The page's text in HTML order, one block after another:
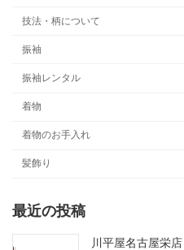
技法・柄について
振袖
振袖レンタル
着物
着物のお手入れ
髪飾り
最近の投稿
川平屋名古屋栄